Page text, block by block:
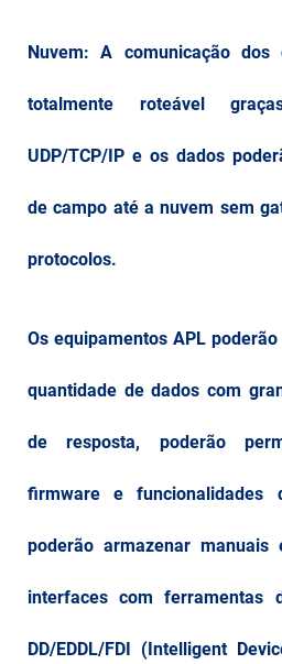
Nuvem: A comunicação dos
totalmente roteável
UDP/TCP/IP e os dados
de campo até a nuvem sem
protocolos.
Os equipamentos APL
quantidade de dados com
de resposta, poderão
firmware e funcionalidades
poderão armazenar
interfaces com ferramentas
DD/EDDL/FDI (Intelligent